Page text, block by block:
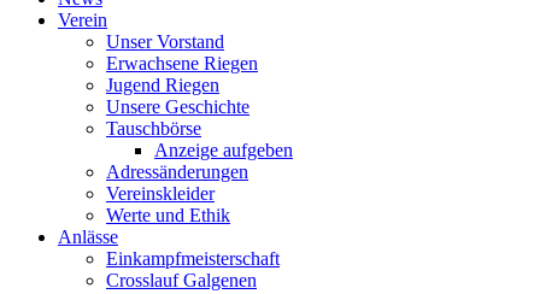
Verein
Unser Vorstand
Erwachsene Riegen
Jugend Riegen
Unsere Geschichte
Tauschbörse
Anzeige aufgeben
Adressänderungen
Vereinskleider
Werte und Ethik
Anlässe
Einkampfmeisterschaft
Crosslauf Galgenen